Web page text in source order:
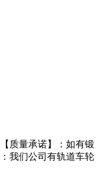
质量承诺】：如有锻
我们公司有轨道车轮